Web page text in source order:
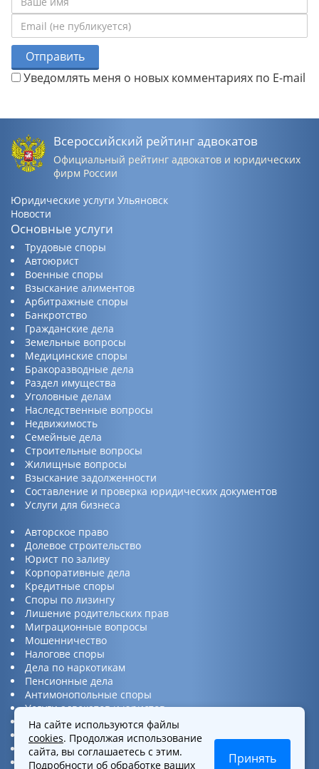
Отправить
Уведомлять меня о новых комментариях по E-mail
Всероссийский рейтинг адвокатов
Официальный рейтинг адвокатов и юридических
фирм России
Юридические услуги Ульяновск
Новости
Основные услуги
Трудовые споры
Автоюрист
Военные споры
Взыскание алиментов
Арбитражные споры
Банкротство
Гражданские дела
Земельные вопросы
Медицинские споры
Бракоразводные дела
Раздел имущества
Уголовные делам
Наследственные вопросы
Недвижимость
Семейные дела
Строительные вопросы
Жилищные вопросы
Взыскание задолженности
Составление и проверка юридических документов
Услуги для бизнеса
Авторское право
Долевое строительство
Юрист по заливу
Корпоративные дела
Кредитные споры
Споры по лизингу
Лишение родительских прав
Миграционные вопросы
Мошенничество
Налогове споры
Дела по наркотикам
Пенсионные дела
Антимонопольные споры
Услуги адвокатов и юристов
Юридическая консультация
Споры по ДТП
Защита прав потребителей
Услуги по бизнес вопросам
На сайте используются файлы
cookies. Продолжая использование
сайта, вы соглашаетесь с этим.
Подробности об обработке ваших
Принять